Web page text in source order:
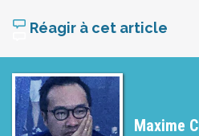
Réagir à cet article
Maxime